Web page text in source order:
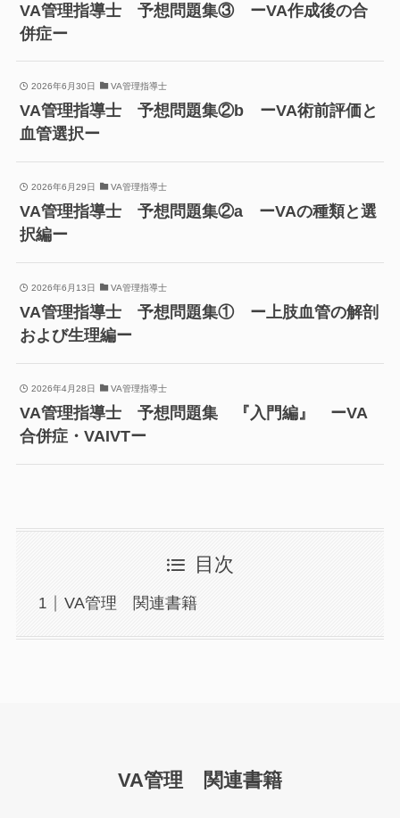
VA管理指導士 予想問題集③ ーVA作成後の合
併症ー
2026年6月30日 VA管理指導士
VA管理指導士 予想問題集②b ーVA術前評価と
血管選択ー
2026年6月29日 VA管理指導士
VA管理指導士 予想問題集②a ーVAの種類と選
択編ー
2026年6月13日 VA管理指導士
VA管理指導士 予想問題集① ー上肢血管の解剖
および生理編ー
2026年4月28日 VA管理指導士
VA管理指導士 予想問題集 『入門編』 ーVA
合併症・VAIVTー
目次
VA管理 関連書籍
VA管理 関連書籍